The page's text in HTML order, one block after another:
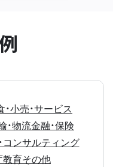
・小売・サービス
・物流金融・保険
コンサルティング
教育その他